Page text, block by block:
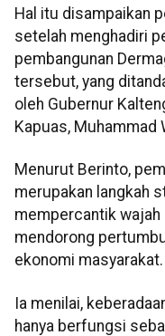
Hal itu disampaikan
setelah menghadiri
pembangunan
tersebut, yang
oleh Gubernur
Kapuas, Muhammad
Menurut Berinto,
merupakan langkah
mempercantik
mendorong
ekonomi masyarakat.
Ia menilai,
hanya berfungsi